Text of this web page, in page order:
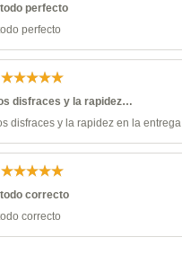
perfecto
perfecto
disfraces y la rapidez…
disfraces y la rapidez en la entrega
correcto
correcto